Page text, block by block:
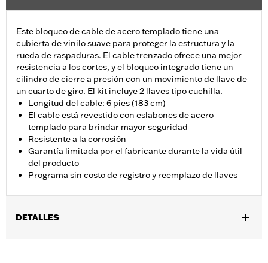
Este bloqueo de cable de acero templado tiene una
cubierta de vinilo suave para proteger la estructura y la
rueda de raspaduras. El cable trenzado ofrece una mejor
resistencia a los cortes, y el bloqueo integrado tiene un
cilindro de cierre a presión con un movimiento de llave de
un cuarto de giro. El kit incluye 2 llaves tipo cuchilla.
Longitud del cable: 6 pies (183 cm)
El cable está revestido con eslabones de acero
templado para brindar mayor seguridad
Resistente a la corrosión
Garantía limitada por el fabricante durante la vida útil
del producto
Programa sin costo de registro y reemplazo de llaves
DETALLES